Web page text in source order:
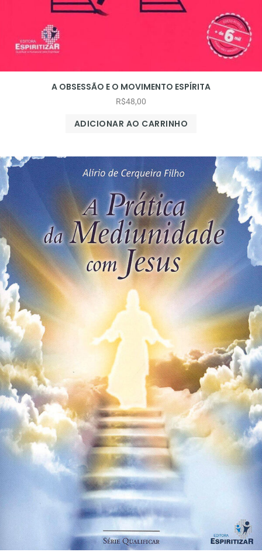
A OBSESSÃO E O MOVIMENTO ESPÍRITA
R$48,00
ADICIONAR AO CARRINHO